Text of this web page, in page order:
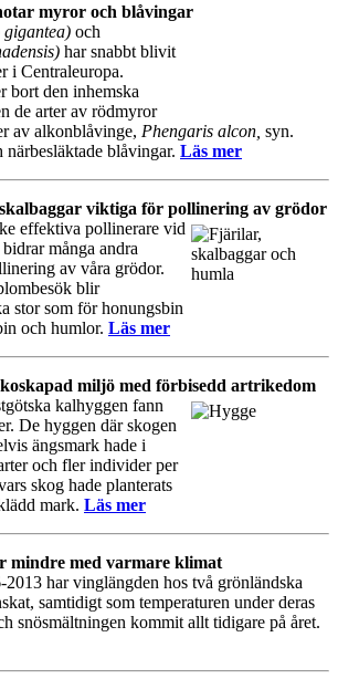
myror och blåvingar
och
har snabbt blivit
i Centraleuropa.
bort den inhemska
de arter av rödmyror
av alkonblåvinge, Phengaris alcon, syn.
närbesläktade blåvingar. Läs mer
viktiga för pollinering av grödor
effektiva pollinerare vid
många andra
av våra grödor.
blir
stor som för honungsbin
och humlor. Läs mer
miljö med förbisedd artrikedom
kalhyggen fann
De hyggen där skogen
ängsmark hade i
och fler individer per
skog hade planterats
mark. Läs mer
med varmare klimat
har vinglängden hos två grönländska
samtidigt som temperaturen under deras
snösmältningen kommit allt tidigare på året.